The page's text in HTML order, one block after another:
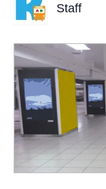
Staff